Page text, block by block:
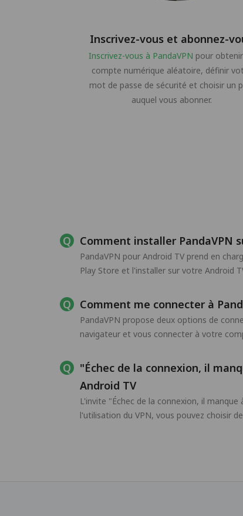
Inscrivez-vous et abonnez-
Inscrivez-vous à PandaVPN pour
compte numérique aléatoire, définir
mot de passe de sécurité et choisir un
auquel vous abonner.
Comment installer PandaVPN
PandaVPN pour Android TV prend en
Play Store et l'installer sur votre Android
Comment me connecter à
PandaVPN propose deux options de
navigateur et vous connecter à votre
"Échec de la connexion, il
Android TV
L'invite "Échec de la connexion, il
l'utilisation du VPN, vous pouvez choisir